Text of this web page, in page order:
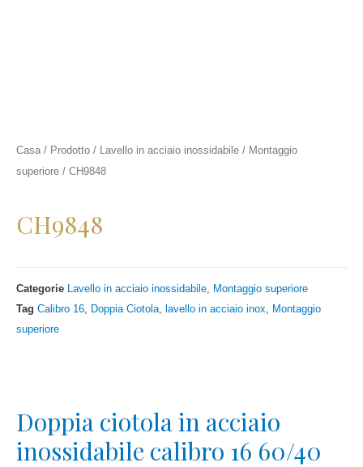
Casa / Prodotto / Lavello in acciaio inossidabile / Montaggio
superiore / CH9848
CH9848
Categorie Lavello in acciaio inossidabile Montaggio superiore
Tag Calibro 16 Doppia Ciotola lavello in acciaio inox
Montaggio
superiore
Doppia ciotola in acciaio
inossidabile calibro 16 60/40